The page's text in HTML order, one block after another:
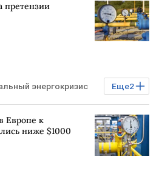
претензии
Еще2
энергокризис
Европе к
ниже $1000